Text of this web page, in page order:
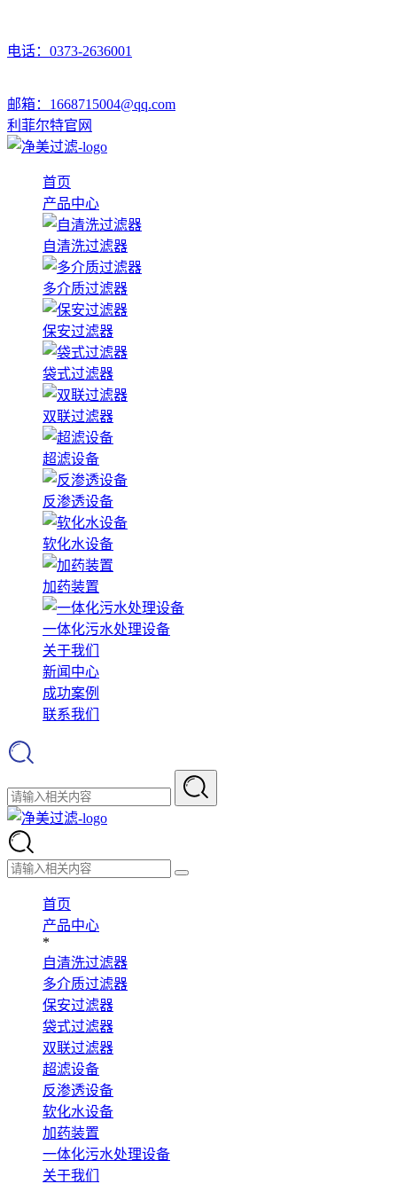
电话：0373-2636001
邮箱：1668715004@qq.com
利菲尔特官网
首页
产品中心
自清洗过滤器
多介质过滤器
保安过滤器
袋式过滤器
双联过滤器
超滤设备
反渗透设备
软化水设备
加药装置
一体化污水处理设备
关于我们
新闻中心
成功案例
联系我们
首页
产品中心
*
自清洗过滤器
多介质过滤器
保安过滤器
袋式过滤器
双联过滤器
超滤设备
反渗透设备
软化水设备
加药装置
一体化污水处理设备
关于我们